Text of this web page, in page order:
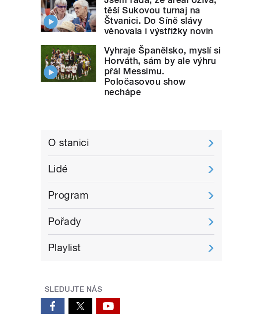
těší Sukovou turnaj na
Štvanici. Do Síně slávy
věnovala i výstřižky novin
Vyhraje Španělsko, myslí si
Horváth, sám by ale výhru
přál Messimu.
Poločasovou show
nechápe
O stanici
Lidé
Program
Pořady
Playlist
SLEDUJTE NÁS